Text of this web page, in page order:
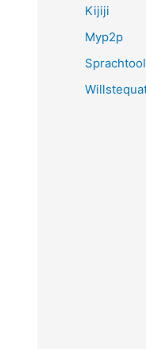
Kijiji
Myp2p